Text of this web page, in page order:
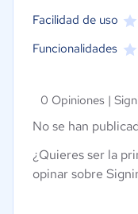
Facilidad de uso
Funcionalidades
0 Opiniones |
No se han
¿Quieres ser la
opinar sobre